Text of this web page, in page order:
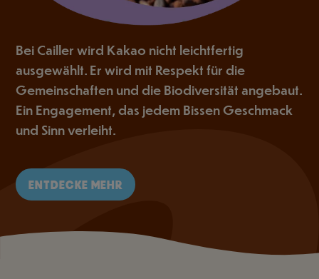
Bei Cailler wird Kakao nicht leichtfertig
ausgewählt. Er wird mit Respekt für die
Gemeinschaften und die Biodiversität angebaut.
Ein Engagement, das jedem Bissen Geschmack
und Sinn verleiht.
ENTDECKE MEHR